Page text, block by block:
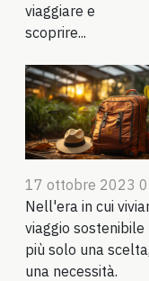
viaggiare e
scoprire...
17 ottobre 2023
Nell'era in cui
viaggio sostenibile
più solo una
una necessità.